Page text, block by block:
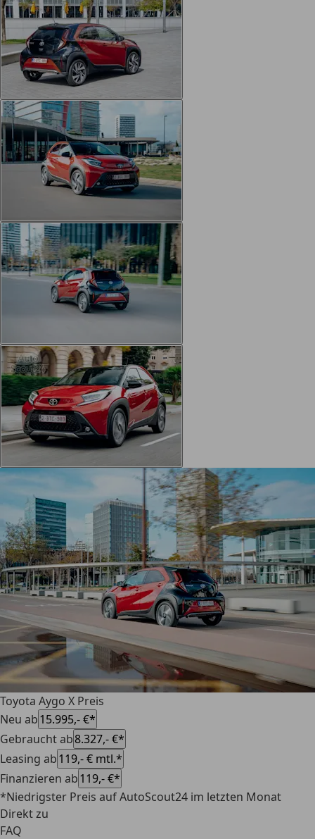
Toyota Aygo X Preis
Neu ab15.995,- €*
Gebraucht ab8.327,- €*
Leasing ab119,- € mtl.*
Finanzieren ab119,- €*
*Niedrigster Preis auf AutoScout24 im letzten Monat
Direkt zu
FAQ